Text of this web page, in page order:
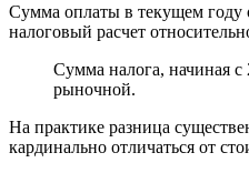
Сумма оплаты в текущем году
налоговый расчет
Сумма налога, начиная с
рыночной.
На практике разница
кардинально отличаться от